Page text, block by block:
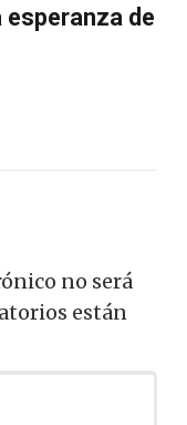
de
no será
están